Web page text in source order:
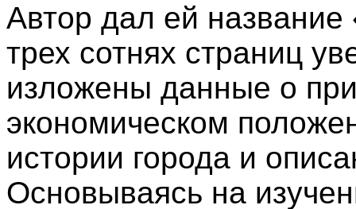
Автор дал ей
трех сотнях страниц
изложены данные о
экономическом
истории города и
Основываясь на